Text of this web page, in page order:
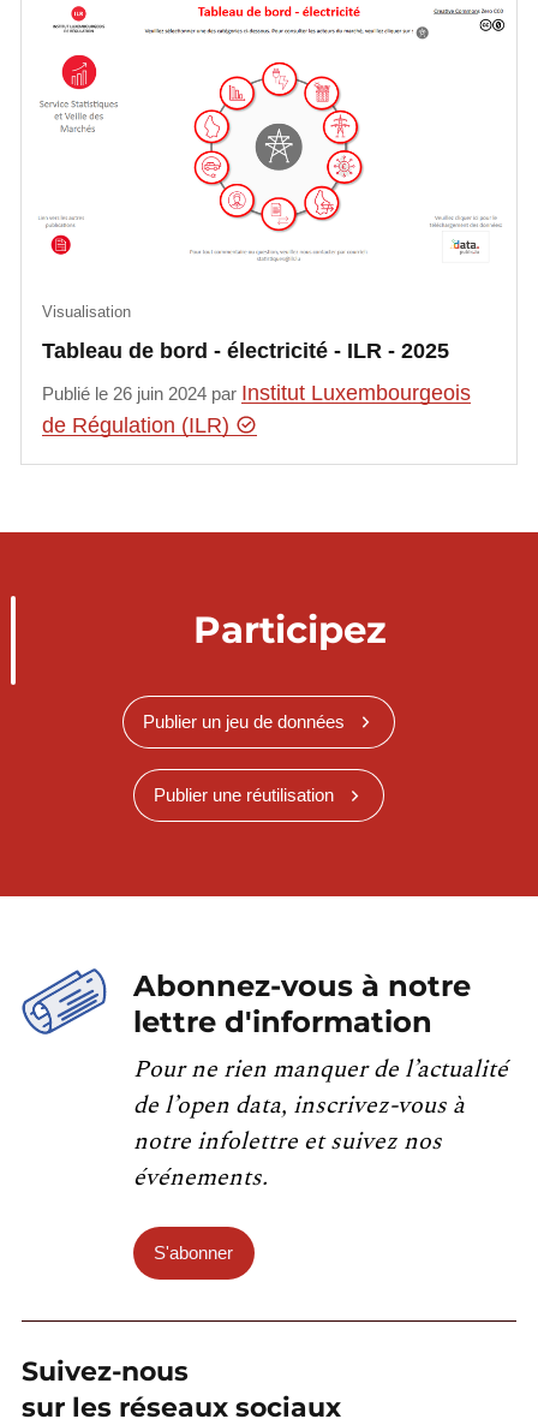
Tableau de bord - électricité - ILR - 2025
Visualisation
Publié le 26 juin 2024 par Institut Luxembourgeois
de Régulation (ILR)
Participez
Publier un jeu de données
Publier une réutilisation
Abonnez-vous à notre
lettre d'information
Pour ne rien manquer de l’actualité
de l’open data, inscrivez-vous à
notre infolettre et suivez nos
événements.
S'abonner
Suivez-nous
sur les réseaux sociaux